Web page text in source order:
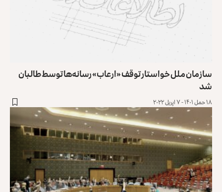
سازمان ملل خواستار توقف «ارعاب» رسانه‌ها توسط طالبان
شد
۱۸ حمل ۱۴۰۱ - ۷ اپریل ۲۰۲۲